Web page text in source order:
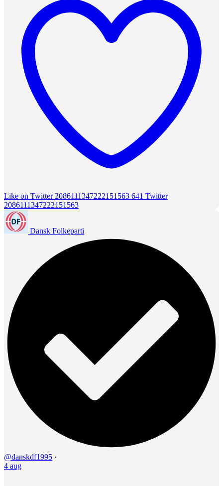
Like on Twitter 2086111347222151563 641 Twitter
2086111347222151563
Dansk Folkeparti
@danskdf1995 ·
4 aug